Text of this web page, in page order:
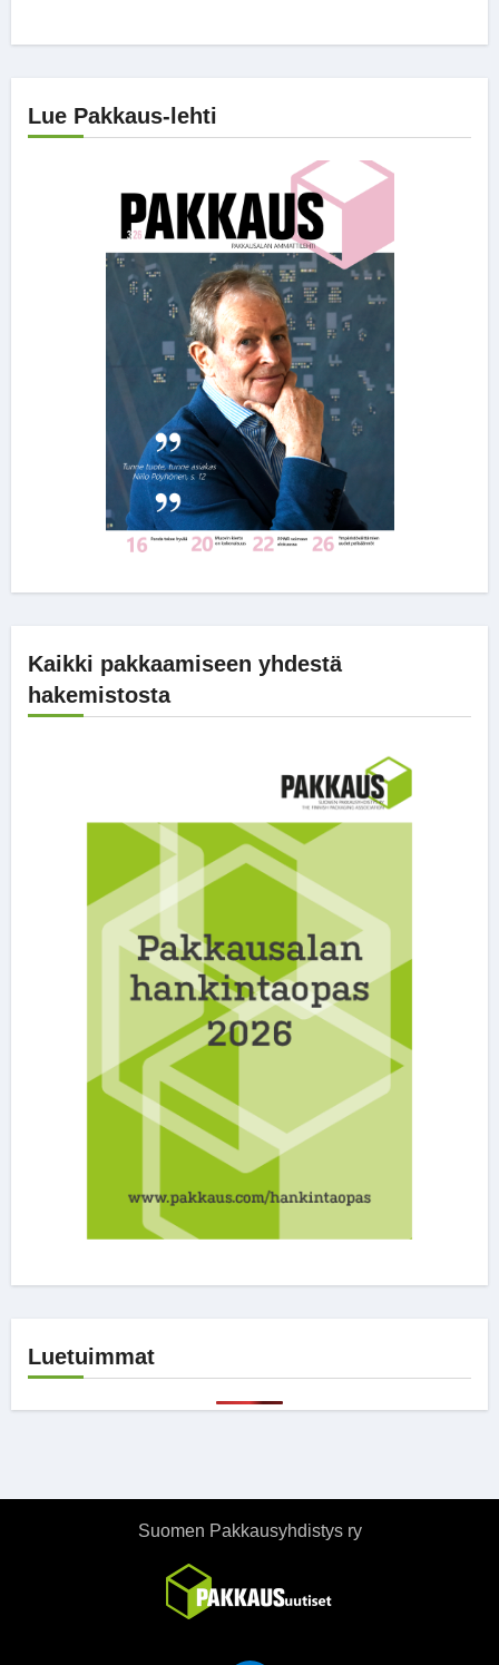
Lue Pakkaus-lehti
Kaikki pakkaamiseen yhdestä
hakemistosta
Luetuimmat
Suomen Pakkausyhdistys ry